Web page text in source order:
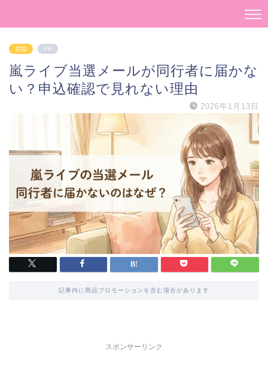
芸能 PR
嵐ライブ当選メールが同行者に届かな
い？申込確認で見れない理由
2026年1月13日
記事内に商品プロモーションを含む場合があります
スポンサーリンク